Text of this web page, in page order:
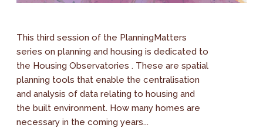
This third session of the PlanningMatters
series on planning and housing is dedicated to
the Housing Observatories . These are spatial
planning tools that enable the centralisation
and analysis of data relating to housing and
the built environment. How many homes are
necessary in the coming years...